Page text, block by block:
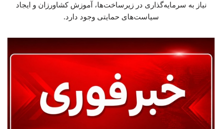
نیاز به سرمایه‌گذاری در زیرساخت‌ها، آموزش کشاورزان و ایجاد
سیاست‌های حمایتی وجود دارد.